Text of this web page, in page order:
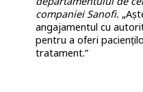
companiei Sanofi.
angajamentul cu
pentru a oferi
tratament.”